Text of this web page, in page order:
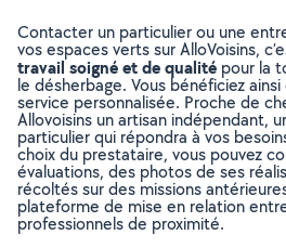
Contacter un particulier ou une
vos espaces verts sur AlloVoisins,
travail soigné et de qualité pour la
le désherbage. Vous bénéficiez
service personnalisée. Proche de
Allovoisins un artisan indépendant,
particulier qui répondra à vos
choix du prestataire, vous pouvez
évaluations, des photos de ses
récoltés sur des missions
plateforme de mise en relation
professionnels de proximité.